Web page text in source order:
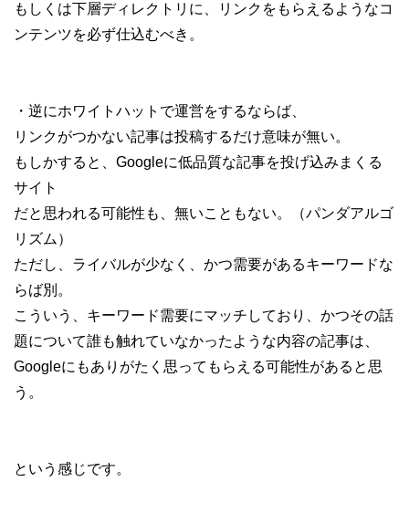
もしくは下層ディレクトリに、リンクをもらえるようなコ
ンテンツを必ず仕込むべき。
・逆にホワイトハットで運営をするならば、
リンクがつかない記事は投稿するだけ意味が無い。
もしかすると、Googleに低品質な記事を投げ込みまくる
サイト
だと思われる可能性も、無いこともない。（パンダアルゴ
リズム）
ただし、ライバルが少なく、かつ需要があるキーワードな
らば別。
こういう、キーワード需要にマッチしており、かつその話
題について誰も触れていなかったような内容の記事は、
Googleにもありがたく思ってもらえる可能性があると思
う。
という感じです。